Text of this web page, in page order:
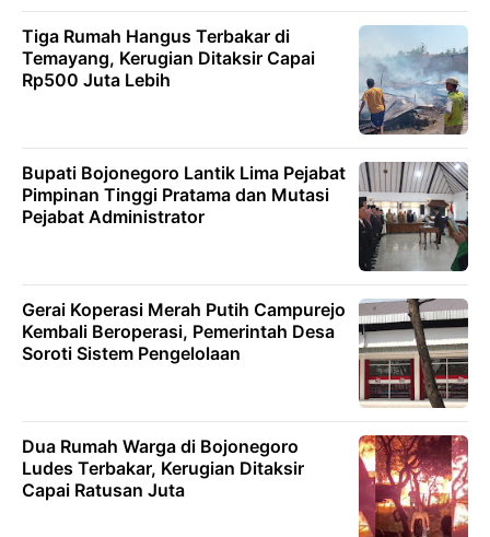
Tiga Rumah Hangus Terbakar di
Temayang, Kerugian Ditaksir Capai
Rp500 Juta Lebih
Bupati Bojonegoro Lantik Lima Pejabat
Pimpinan Tinggi Pratama dan Mutasi
Pejabat Administrator
Gerai Koperasi Merah Putih Campurejo
Kembali Beroperasi, Pemerintah Desa
Soroti Sistem Pengelolaan
Dua Rumah Warga di Bojonegoro
Ludes Terbakar, Kerugian Ditaksir
Capai Ratusan Juta